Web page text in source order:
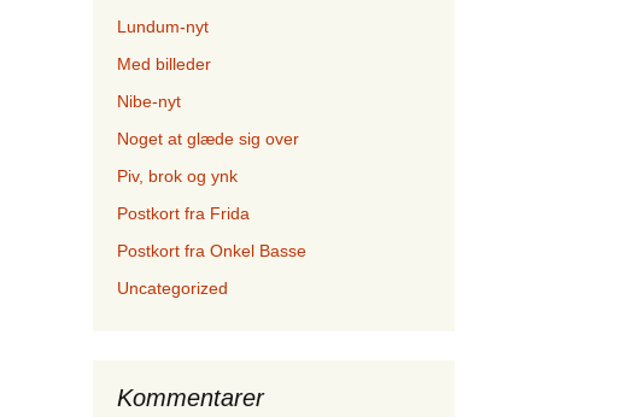
Lundum-nyt
Med billeder
Nibe-nyt
Noget at glæde sig over
Piv, brok og ynk
Postkort fra Frida
Postkort fra Onkel Basse
Uncategorized
Kommentarer